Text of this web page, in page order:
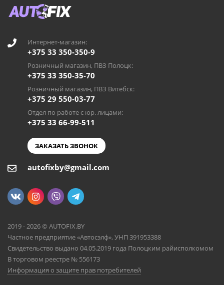
Интернет-магазин:
+375 33 350-350-9
Розничный магазин, ПВЗ Полоцк:
+375 33 350-35-70
Розничный магазин, ПВЗ Витебск:
+375 29 550-03-77
Отдел по работе с юр. лицами:
+375 33 66-99-511
ЗАКАЗАТЬ ЗВОНОК
autofixby@gmail.com
2019 - 2026 © AUTOFIX.BY
Частное предприятие «Автосэлф», УНП 391953388
Свидетельство выдано 04.05.2019 года Полоцким райисполкомом
В торговом реестре № 556173
Информация о защите прав потребителей